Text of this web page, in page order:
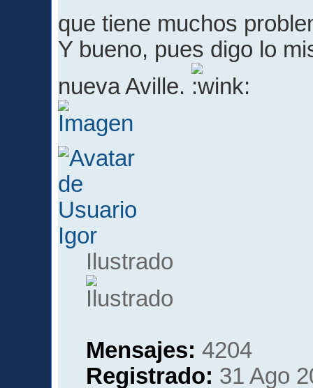
que tiene muchos
Y bueno, pues digo lo
nueva Aville.
Igor
Ilustrado
Mensajes: 4204
Registrado: 31 Ago